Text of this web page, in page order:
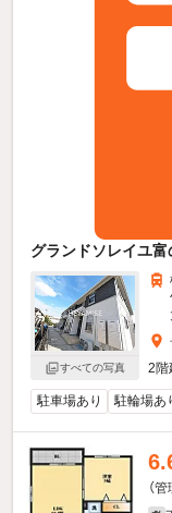
グランドソレイユ
すべての写真
2階
駐車場あり 駐輪場あ
（